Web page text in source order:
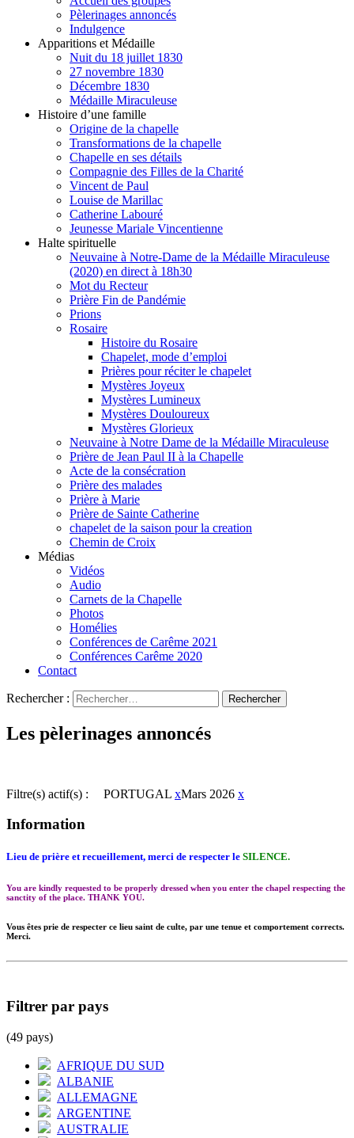
Pèlerinages annoncés
Indulgence
Apparitions et Médaille
Nuit du 18 juillet 1830
27 novembre 1830
Décembre 1830
Médaille Miraculeuse
Histoire d’une famille
Origine de la chapelle
Transformations de la chapelle
Chapelle en ses détails
Compagnie des Filles de la Charité
Vincent de Paul
Louise de Marillac
Catherine Labouré
Jeunesse Mariale Vincentienne
Halte spirituelle
Neuvaine à Notre-Dame de la Médaille Miraculeuse
(2020) en direct à 18h30
Mot du Recteur
Prière Fin de Pandémie
Prions
Rosaire
Histoire du Rosaire
Chapelet, mode d’emploi
Prières pour réciter le chapelet
Mystères Joyeux
Mystères Lumineux
Mystères Douloureux
Mystères Glorieux
Neuvaine à Notre Dame de la Médaille Miraculeuse
Prière de Jean Paul II à la Chapelle
Acte de la consécration
Prière des malades
Prière à Marie
Prière de Sainte Catherine
chapelet de la saison pour la creation
Chemin de Croix
Médias
Vidéos
Audio
Carnets de la Chapelle
Photos
Homélies
Conférences de Carême 2021
Conférences Carême 2020
Contact
Rechercher :
Les pèlerinages annoncés
Filtre(s) actif(s) : PORTUGAL xMars 2026 x
Information
Lieu de prière et recueillement, merci de respecter le SILENCE.
You are kindly requested to be properly dressed when you enter the chapel respecting the
sanctity of the place. THANK YOU.
Vous êtes prie de respecter ce lieu saint de culte, par une tenue et comportement corrects.
Merci.
Filtrer par pays
(49 pays)
AFRIQUE DU SUD
ALBANIE
ALLEMAGNE
ARGENTINE
AUSTRALIE